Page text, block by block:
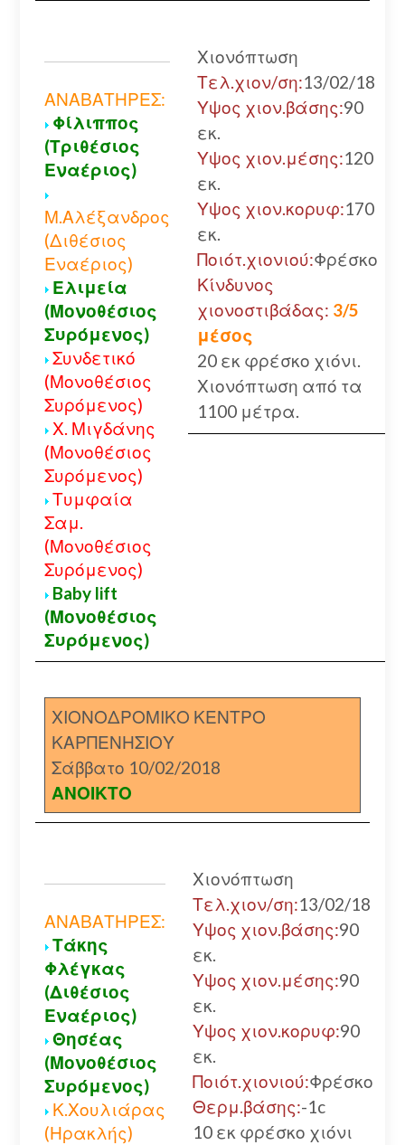
ΑΝΑΒΑΤΗΡΕΣ:
Φίλιππος
(Τριθέσιος
Εναέριος)
Μ.Αλέξανδρος
(Διθέσιος
Εναέριος)
Ελιμεία
(Μονοθέσιος
Συρόμενος)
Συνδετικό
(Μονοθέσιος
Συρόμενος)
Χ. Μιγδάνης
(Μονοθέσιος
Συρόμενος)
Τυμφαία
Σαμ.
(Μονοθέσιος
Συρόμενος)
Baby lift
(Μονοθέσιος
Συρόμενος)
Χιονόπτωση
Τελ.χιον/ση:13/02/18
Υψος χιον.βάσης:90
εκ.
Υψος χιον.μέσης:120
εκ.
Υψος χιον.κορυφ:170
εκ.
Ποιότ.χιονιού:Φρέσκο
Κίνδυνος
χιονοστιβάδας: 3/5
μέσος
20 εκ φρέσκο χιόνι.
Χιονόπτωση από τα
1100 μέτρα.
ΧΙΟΝΟΔΡΟΜΙΚΟ ΚΕΝΤΡΟ
ΚΑΡΠΕΝΗΣΙΟΥ
Σάββατο 10/02/2018
ΑΝΟΙΚΤΟ
ΑΝΑΒΑΤΗΡΕΣ:
Τάκης
Φλέγκας
(Διθέσιος
Εναέριος)
Θησέας
(Μονοθέσιος
Συρόμενος)
Κ.Χουλιάρας
(Ηρακλής)
Χιονόπτωση
Τελ.χιον/ση:13/02/18
Υψος χιον.βάσης:90
εκ.
Υψος χιον.μέσης:90
εκ.
Υψος χιον.κορυφ:90
εκ.
Ποιότ.χιονιού:Φρέσκο
Θερμ.βάσης:-1c
10 εκ φρέσκο χιόνι